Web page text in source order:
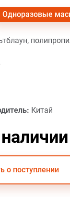
Одноразовые
Китай
о поступлении